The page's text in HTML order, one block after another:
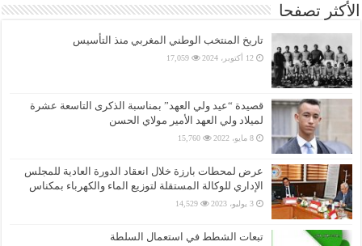
الأكثر تصفحا
تاريخ المنتخب الوطني المغربي منذ التأسيس
12 أكتوبر، 2024 17,059
قصيدة “عيد ولي العهد” بمناسبة الذكرى التاسعة عشرة
لميلاد ولي العهد الأمير مولاي الحسن
8 مايو، 2022 15,760
عرض لمحطات بارزة خلال انعقاد الدورة العادية للمجلس
الإداري للوكالة المستقلة لتوزيع الماء والكهرباء بمكناس
3 يوليو، 2023 14,529
تبعات الشطط في استعمال السلطة